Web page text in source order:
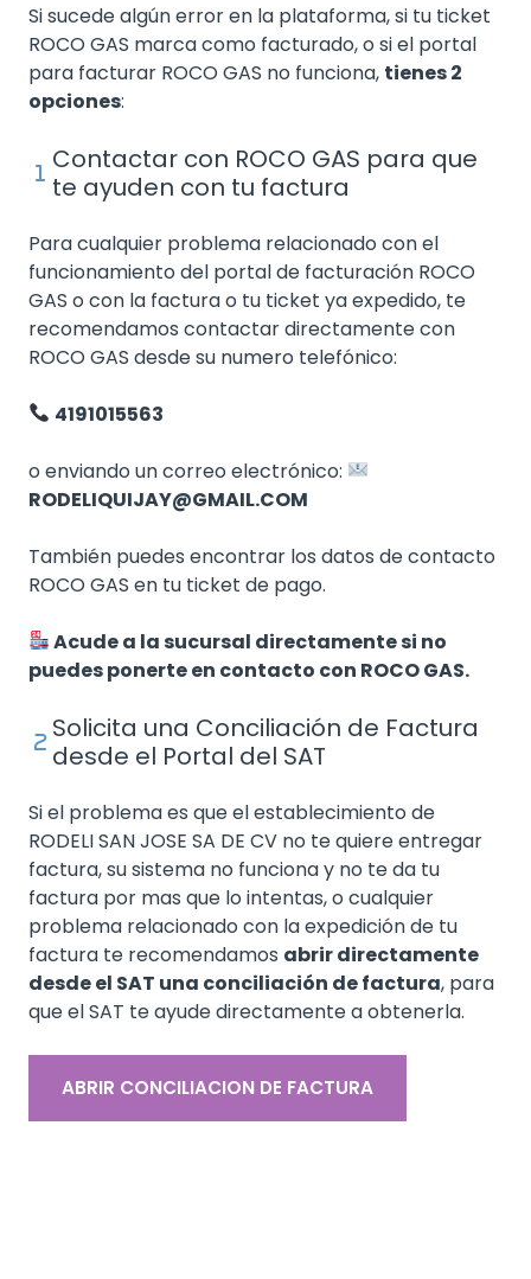
Si sucede algún error en la plataforma, si tu ticket
ROCO GAS marca como facturado, o si el portal
para facturar ROCO GAS no funciona, tienes 2
opciones:
Contactar con ROCO GAS para que
te ayuden con tu factura
Para cualquier problema relacionado con el
funcionamiento del portal de facturación ROCO
GAS o con la factura o tu ticket ya expedido, te
recomendamos contactar directamente con
ROCO GAS desde su numero telefónico:
4191015563
o enviando un correo electrónico:
RODELIQUIJAY@GMAIL.COM
También puedes encontrar los datos de contacto
ROCO GAS en tu ticket de pago.
Acude a la sucursal directamente si no
puedes ponerte en contacto con ROCO GAS.
Solicita una Conciliación de Factura
desde el Portal del SAT
Si el problema es que el establecimiento de
RODELI SAN JOSE SA DE CV no te quiere entregar
factura, su sistema no funciona y no te da tu
factura por mas que lo intentas, o cualquier
problema relacionado con la expedición de tu
factura te recomendamos abrir directamente
desde el SAT una conciliación de factura, para
que el SAT te ayude directamente a obtenerla.
ABRIR CONCILIACION DE FACTURA